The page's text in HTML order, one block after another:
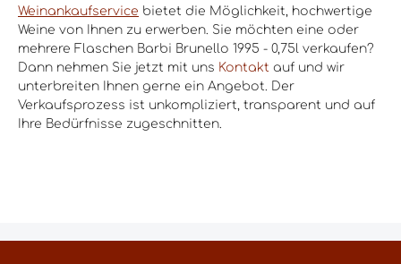
Weinankaufservice bietet die Möglichkeit, hochwertige
Weine von Ihnen zu erwerben. Sie möchten eine oder
mehrere Flaschen Barbi Brunello 1995 - 0,75l verkaufen?
Dann nehmen Sie jetzt mit uns Kontakt auf und wir
unterbreiten Ihnen gerne ein Angebot. Der
Verkaufsprozess ist unkompliziert, transparent und auf
Ihre Bedürfnisse zugeschnitten.